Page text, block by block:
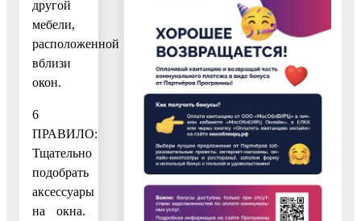
другой
мебели,
расположенной
вблизи
окон.
6
ПРАВИЛО:
Тщательно
подобрать
аксессуары
на окна.